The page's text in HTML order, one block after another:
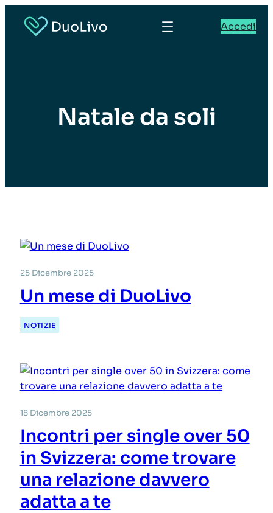
Accedi
Natale da soli
25 Dicembre 2025
Un mese di DuoLivo
NOTIZIE
18 Dicembre 2025
Incontri per single over 50
in Svizzera: come trovare
una relazione davvero
adatta a te